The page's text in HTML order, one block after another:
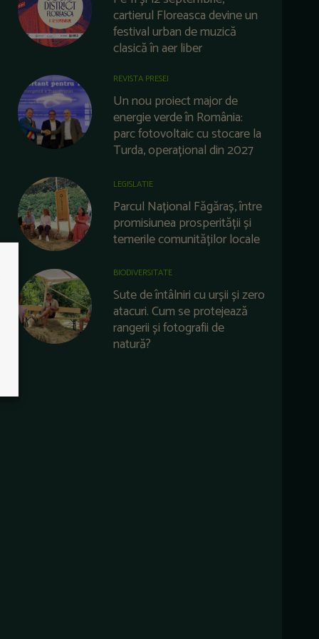
cartierul Floreasca devine un
festival urban de muzică
clasică în aer liber
REVISTA PRESEI
Un nou proiect major de
energie verde în România:
parc fotovoltaic cu stocare la
Turda, operațional din 2027
LEGISLATIE
Parcul Național Făgăraș, între
promisiunea prosperității și
temerile comunităților locale
BIODIVERSITATE
Sute de întâlniri cu urșii și zero
atacuri. Cum se protejează
rangerii și fotografii de
natură?